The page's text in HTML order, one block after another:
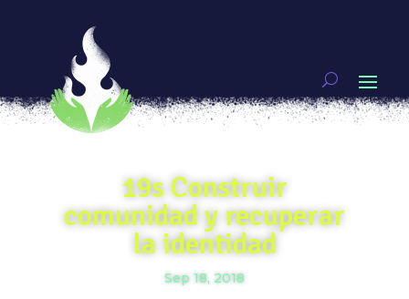
19s Construir
comunidad y recuperar
la identidad
Sep 18, 2018